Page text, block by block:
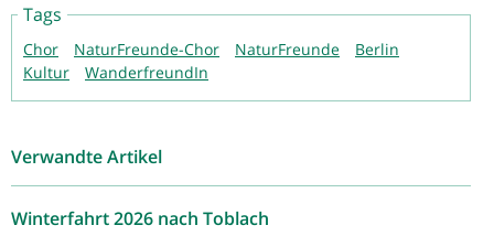
Tags
Chor NaturFreunde-Chor NaturFreunde
Berlin
Kultur
WanderfreundIn
Verwandte Artikel
Winterfahrt 2026 nach Toblach